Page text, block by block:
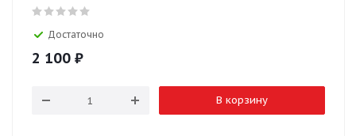
Достаточно
2 100 ₽
В корзину